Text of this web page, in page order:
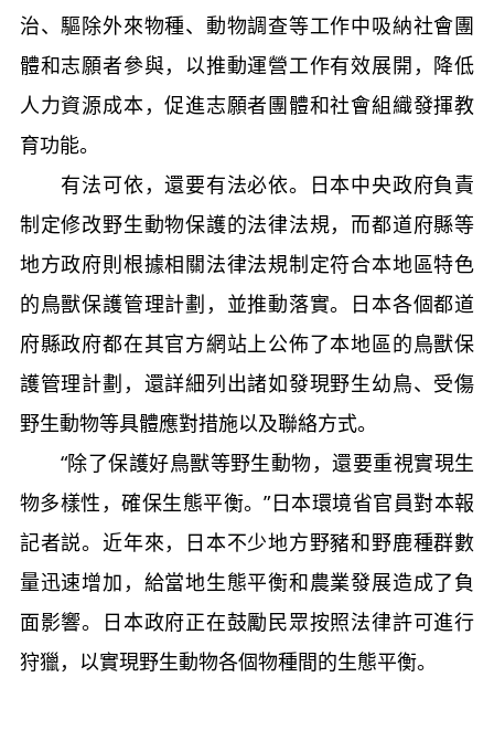
治、驅除外來物種、動物調查等工作中吸納社會團
體和志願者參與，以推動運營工作有效展開，降低
人力資源成本，促進志願者團體和社會組織發揮教
育功能。
有法可依，還要有法必依。日本中央政府負責
制定修改野生動物保護的法律法規，而都道府縣等
地方政府則根據相關法律法規制定符合本地區特色
的鳥獸保護管理計劃，並推動落實。日本各個都道
府縣政府都在其官方網站上公佈了本地區的鳥獸保
護管理計劃，還詳細列出諸如發現野生幼鳥、受傷
野生動物等具體應對措施以及聯絡方式。
“除了保護好鳥獸等野生動物，還要重視實現生
物多樣性，確保生態平衡。”日本環境省官員對本報
記者説。近年來，日本不少地方野豬和野鹿種群數
量迅速增加，給當地生態平衡和農業發展造成了負
面影響。日本政府正在鼓勵民眾按照法律許可進行
狩獵，以實現野生動物各個物種間的生態平衡。